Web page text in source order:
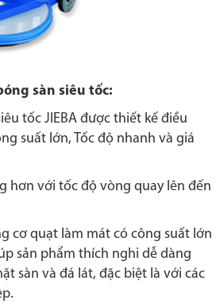
sàn siêu tốc:
tốc JIEBA được thiết kế điều
suất lớn, Tốc độ nhanh và giá
hơn với tốc độ vòng quay lên đến
cơ quạt làm mát có công suất lớn
sản phẩm thích nghi dễ dàng
sàn và đá lát, đặc biệt là với các